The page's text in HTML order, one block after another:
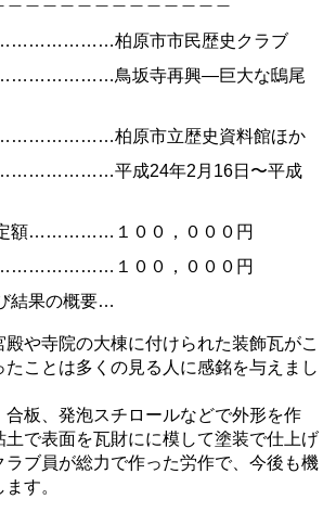
柏原市市民歴史クラブ
鳥坂寺再興—巨大な鴟尾
…………………柏原市立歴史資料館ほか
…………………平成24年2月16日〜平成
額……………１００，０００円
…………………１００，０００円
結果の概要…
や寺院の大棟に付けられた装飾瓦がこ
たことは多くの見る人に感銘を与えまし
板、発泡スチロールなどで外形を作
土で表面を瓦財にに模して塗装で仕上げ
ラブ員が総力で作った労作で、今後も機
す。